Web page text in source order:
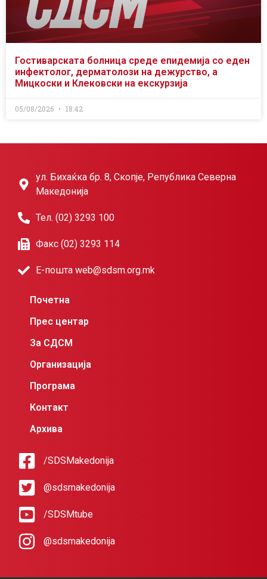
Гостиварската болница среде епидемија со еден
инфектолог, дерматолози на дежурство, а
Мицкоски и Клековски на екскурзија
05/08/2026 18:42
ул. Бихаќка бр. 8, Скопје, Република Северна
Македонија
Тел. (02) 3293 100
Факс (02) 3293 114
Е-пошта web@sdsm.org.mk
Почетна
Прес центар
За СДСМ
Организација
Програма
Контакт
Архива
/SDSMakedonija
@sdsmakedonija
/SDSMtube
@sdsmakedonija